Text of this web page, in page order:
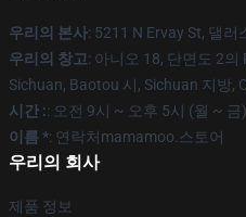
우리의 본사: 5211 N Ervay St, 댈러
우리의 창고: 아니오 18, 단면도 2의
Sichuan, Baotou 시, Sichuan 지방,
시간 :: 오전 9시 ~ 오후 5시 (월 ~ 금)
이름 *: 연락처mamamoo.스토어
우리의 회사
제품 정보